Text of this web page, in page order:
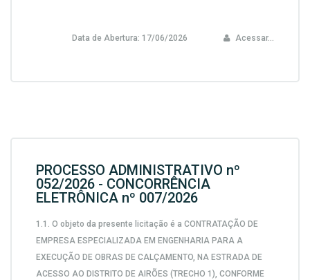
Data de Abertura: 17/06/2026 Acessar...
PROCESSO ADMINISTRATIVO nº
052/2026 - CONCORRÊNCIA
ELETRÔNICA nº 007/2026
1.1. O objeto da presente licitação é a CONTRATAÇÃO DE
EMPRESA ESPECIALIZADA EM ENGENHARIA PARA A
EXECUÇÃO DE OBRAS DE CALÇAMENTO, NA ESTRADA DE
ACESSO AO DISTRITO DE AIRÕES (TRECHO 1), CONFORME